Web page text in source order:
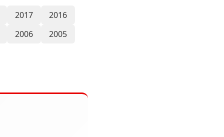
2017
2016
2006
2005